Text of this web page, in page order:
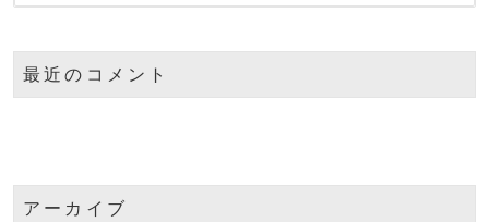
最近のコメント
アーカイブ